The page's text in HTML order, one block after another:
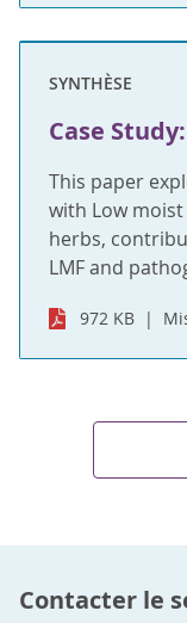
SYNTHÈSE
Case
This paper
with Low moist
herbs,
LMF and
972 KB
Contacter le